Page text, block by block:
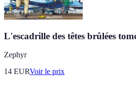
L'escadrille des têtes brûlées
Zephyr
14 EURVoir le prix